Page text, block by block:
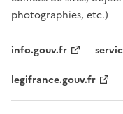
photographies, etc.)
info.gouv.fr
legifrance.gouv.fr